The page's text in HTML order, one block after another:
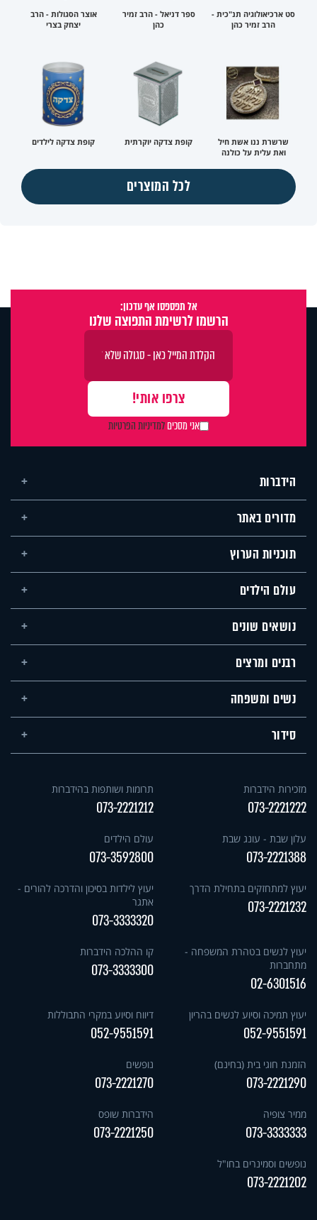
סט ארכיאולוגיה תנ"כית -
הרב זמיר כהן
ספר דניאל - הרב זמיר
כהן
אוצר הסגולות - הרב
יצחק בצרי
שרשרת ננו אשת חיל
ואת עלית על כולנה
קופת צדקה יוקרתית קופת צדקה לילדים
לכל המוצרים
אל תפספסו אף עדכון:
הרשמו לרשימת התפוצה שלנו
אני מסכיםלמדיניות הפרטיות
הידברות
מדורים באתר
תוכניות הערוץ
עולם הילדים
נושאים שונים
רבנים ומרצים
נשים ומשפחה
סידור
מזכירות הידברות
073-2221222
תרומות ושותפות בהידברות
073-2221212
עלון שבת - עונג שבת
073-2221388
עולם הילדים
073-3592800
יעוץ למתחזקים בתחילת הדרך
073-2221232
יעוץ לילדות בסיכון והדרכה להורים -
אתגר
073-3333320
יעוץ לנשים בטהרת המשפחה -
מתחברות
02-6301516
קו ההלכה הידברות
073-3333300
יעוץ תמיכה וסיוע לנשים בהריון
052-9551591
דיווח וסיוע במקרי התבוללות
052-9551591
הזמנת חוגי בית (בחינם)
073-2221290
נופשים
073-2221270
ממיר צופיה
073-3333333
הידברות שופס
073-2221250
נופשים וסמינרים בחו"ל
073-2221202